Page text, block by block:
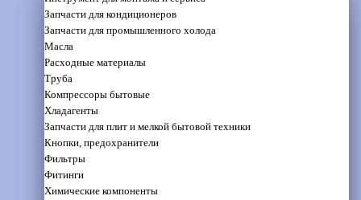
Запчасти для кондиционеров
Запчасти для промышленного холода
Масла
Расходные материалы
Труба
Компрессоры бытовые
Хладагенты
Запчасти для плит и мелкой бытовой техники
Кнопки, предохранители
Фильтры
Фитинги
Химические компоненты